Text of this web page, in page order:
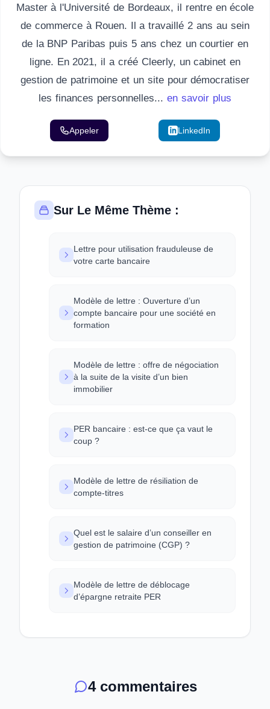
Master à l'Université de Bordeaux, il rentre en école
de commerce à Rouen. Il a travaillé 2 ans au sein
de la BNP Paribas puis 5 ans chez un courtier en
ligne. En 2021, il a créé Cleerly, un cabinet en
gestion de patrimoine et un site pour démocratiser
les finances personnelles... en savoir plus
Appeler LinkedIn
Sur Le Même Thème :
Lettre pour utilisation frauduleuse de
votre carte bancaire
Modèle de lettre : Ouverture d’un
compte bancaire pour une société en
formation
Modèle de lettre : offre de négociation
à la suite de la visite d’un bien
immobilier
PER bancaire : est-ce que ça vaut le
coup ?
Modèle de lettre de résiliation de
compte-titres
Quel est le salaire d’un conseiller en
gestion de patrimoine (CGP) ?
Modèle de lettre de déblocage
d’épargne retraite PER
4 commentaires